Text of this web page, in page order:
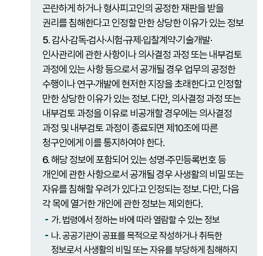
곤란하게 하거나 형사피고인의 공정한 재판을 받을
권리를 침해한다고 인정할 만한 상당한 이유가 있는 정보
5.감사·감독·검사·시험·규제·입찰계약·기술개발·
인사관리에 관한 사항이나 의사결정 과정 또는 내부검토
과정에 있는 사항 등으로서 공개될 경우 업무의 공정한
수행이나 연구·개발에 현저한 지장을 초래한다고 인정할
만한 상당한 이유가 있는 정보. 다만, 의사결정 과정 또는
내부검토 과정을 이유로 비공개할 경우에는 의사결정
과정 및 내부검토 과정이 종료되면 제10조에 따른
청구인에게 이를 통지하여야 한다.
6.해당 정보에 포함되어 있는 성명·주민등록번호 등
개인에 관한 사항으로서 공개될 경우 사생활의 비밀 또는
자유를 침해할 우려가 있다고 인정되는 정보. 다만, 다음
각 목에 열거한 개인에 관한 정보는 제외한다.
가. 법령에서 정하는 바에 따라 열람할 수 있는 정보
나. 공공기관이 공표를 목적으로 작성하거나 취득한
정보로서 사생활의 비밀 또는 자유를 부당하게 침해하지